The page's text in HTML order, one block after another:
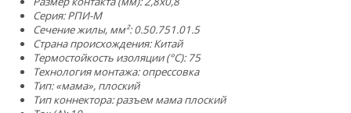
Серия: РПИ-М
Сечение жилы, мм²:0.50.751.01.5
Страна происхождения: Китай
Термостойкость изоляции (°C): 75
Технология монтажа: опрессовка
Тип: «мама», плоский
Тип коннектора: разъем мама плоский